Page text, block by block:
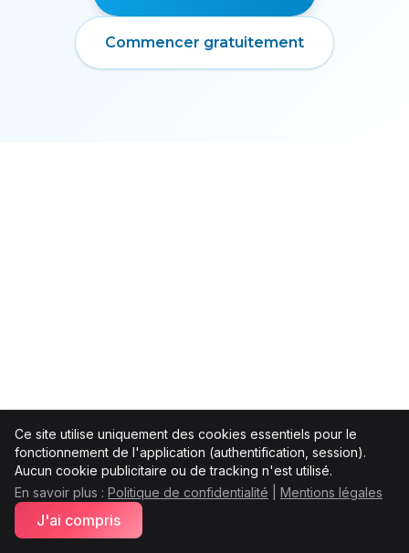
Commencer gratuitement
Ce site utilise uniquement des cookies essentiels pour le
fonctionnement de l'application (authentification, session).
Aucun cookie publicitaire ou de tracking n'est utilisé.
En savoir plus : Politique de confidentialité Mentions légales
J'ai compris